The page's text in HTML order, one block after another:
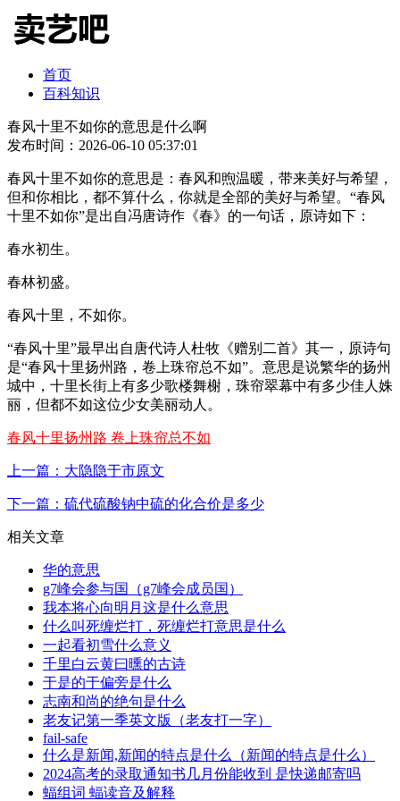
首页
百科知识
春风十里不如你的意思是什么啊
发布时间：2026-06-10 05:37:01
春风十里不如你的意思是：春风和煦温暖，带来美好与希望，
但和你相比，都不算什么，你就是全部的美好与希望。“春风
十里不如你”是出自冯唐诗作《春》的一句话，原诗如下：
春水初生。
春林初盛。
春风十里，不如你。
“春风十里”最早出自唐代诗人杜牧《赠别二首》其一，原诗句
是“春风十里扬州路，卷上珠帘总不如”。意思是说繁华的扬州
城中，十里长街上有多少歌楼舞榭，珠帘翠幕中有多少佳人姝
丽，但都不如这位少女美丽动人。
春风十里扬州路 卷上珠帘总不如
上一篇：大隐隐于市原文
下一篇：硫代硫酸钠中硫的化合价是多少
相关文章
华的意思
g7峰会参与国（g7峰会成员国）
我本将心向明月这是什么意思
什么叫死缠烂打，死缠烂打意思是什么
一起看初雪什么意义
千里白云黄曰曛的古诗
于是的于偏旁是什么
志南和尚的绝句是什么
老友记第一季英文版（老友打一字）
fail-safe
什么是新闻,新闻的特点是什么（新闻的特点是什么）
2024高考的录取通知书几月份能收到 是快递邮寄吗
蝠组词 蝠读音及解释